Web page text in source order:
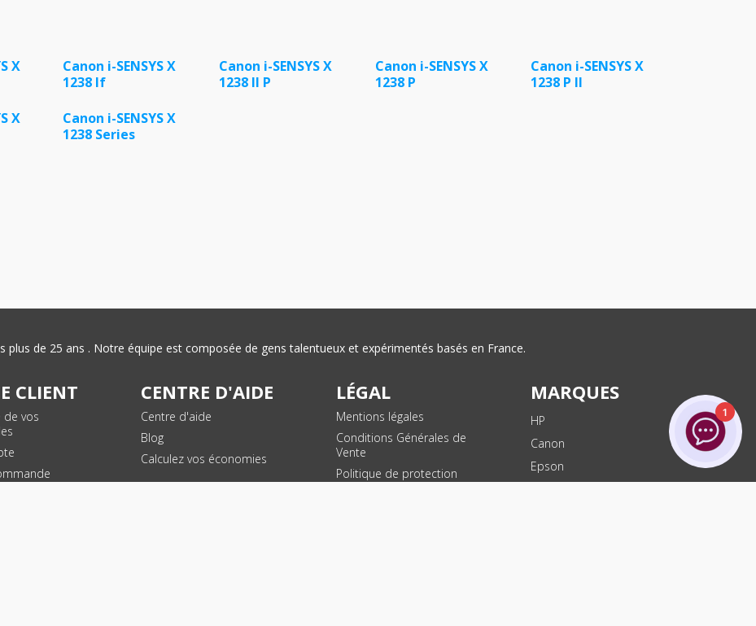
X
Canon i-SENSYS X
1238 If
Canon i-SENSYS X
1238 II P
Canon i-SENSYS X
1238 P
Canon i-SENSYS X
1238 P II
X
Canon i-SENSYS X
1238 Series
plus de 25 ans . Notre équipe est composée de gens talentueux et expérimentés basés en France.
CLIENT
de vos
CENTRE D'AIDE
Centre d'aide
Blog
Calculez vos économies
LÉGAL
Mentions légales
Conditions Générales de
Vente
Politique de protection
MARQUES
HP
Canon
Epson
1